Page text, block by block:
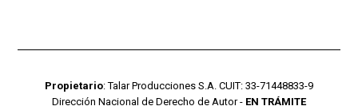
Propietario: Talar Producciones S.A. CUIT: 33-71448833-9
Dirección Nacional de Derecho de Autor - EN TRÁMITE